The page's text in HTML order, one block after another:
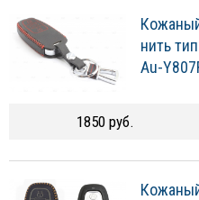
нить
Au-
1850 руб.